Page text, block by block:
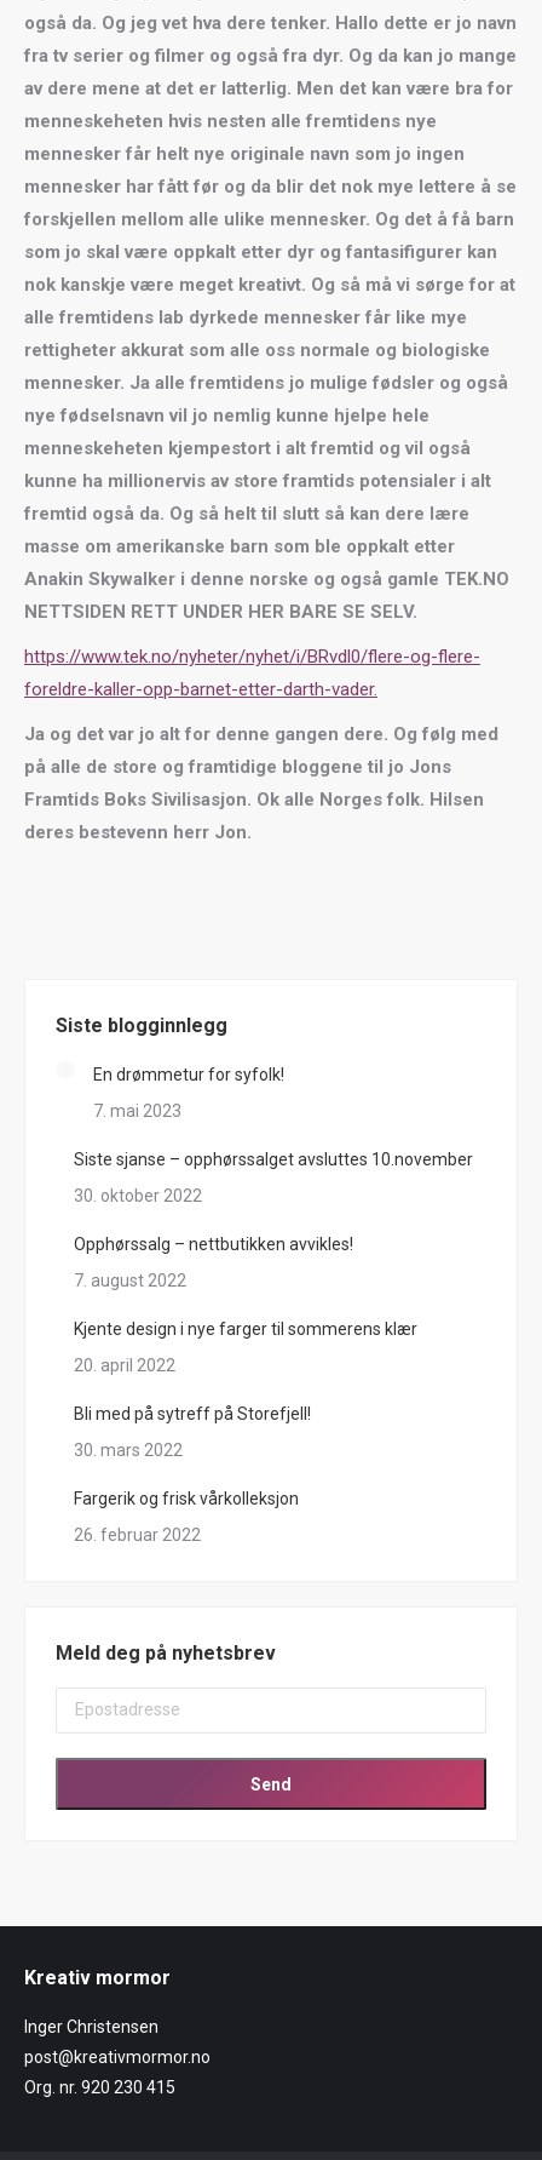
også da. Og jeg vet hva dere tenker. Hallo dette er jo navn
fra tv serier og filmer og også fra dyr. Og da kan jo mange
av dere mene at det er latterlig. Men det kan være bra for
menneskeheten hvis nesten alle fremtidens nye
mennesker får helt nye originale navn som jo ingen
mennesker har fått før og da blir det nok mye lettere å se
forskjellen mellom alle ulike mennesker. Og det å få barn
som jo skal være oppkalt etter dyr og fantasifigurer kan
nok kanskje være meget kreativt. Og så må vi sørge for at
alle fremtidens lab dyrkede mennesker får like mye
rettigheter akkurat som alle oss normale og biologiske
mennesker. Ja alle fremtidens jo mulige fødsler og også
nye fødselsnavn vil jo nemlig kunne hjelpe hele
menneskeheten kjempestort i alt fremtid og vil også
kunne ha millionervis av store framtids potensialer i alt
fremtid også da. Og så helt til slutt så kan dere lære
masse om amerikanske barn som ble oppkalt etter
Anakin Skywalker i denne norske og også gamle TEK.NO
NETTSIDEN RETT UNDER HER BARE SE SELV.
https://www.tek.no/nyheter/nyhet/i/BRvdl0/flere-og-flere-
foreldre-kaller-opp-barnet-etter-darth-vader.
Ja og det var jo alt for denne gangen dere. Og følg med
på alle de store og framtidige bloggene til jo Jons
Framtids Boks Sivilisasjon. Ok alle Norges folk. Hilsen
deres bestevenn herr Jon.
Siste blogginnlegg
En drømmetur for syfolk!
7. mai 2023
Siste sjanse – opphørssalget avsluttes 10.november
30. oktober 2022
Opphørssalg – nettbutikken avvikles!
7. august 2022
Kjente design i nye farger til sommerens klær
20. april 2022
Bli med på sytreff på Storefjell!
30. mars 2022
Fargerik og frisk vårkolleksjon
26. februar 2022
Meld deg på nyhetsbrev
Kreativ mormor
Inger Christensen
post@kreativmormor.no
Org. nr. 920 230 415